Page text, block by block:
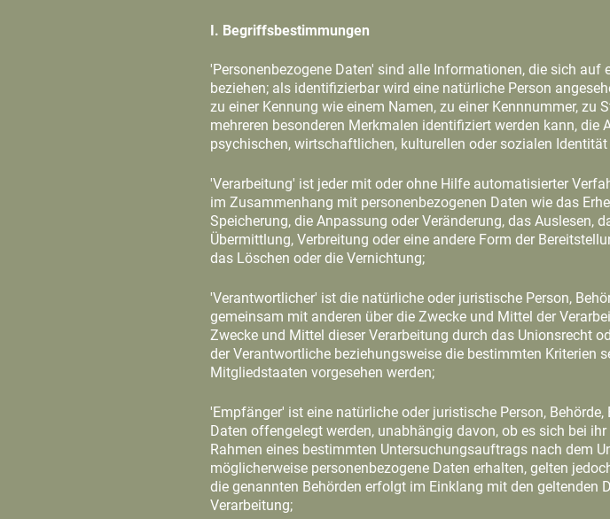
I. Begriffsbestimmungen
'Personenbezogene Daten' sind alle Informationen, die sich
beziehen; als identifizierbar wird eine natürliche Person
zu einer Kennung wie einem Namen, zu einer Kennnummer, zu
mehreren besonderen Merkmalen identifiziert werden kann,
psychischen, wirtschaftlichen, kulturellen oder sozialen
'Verarbeitung' ist jeder mit oder ohne Hilfe automatisierter
im Zusammenhang mit personenbezogenen Daten wie das
Speicherung, die Anpassung oder Veränderung, das Auslesen,
Übermittlung, Verbreitung oder eine andere Form der
das Löschen oder die Vernichtung;
'Verantwortlicher' ist die natürliche oder juristische Person,
gemeinsam mit anderen über die Zwecke und Mittel der
Zwecke und Mittel dieser Verarbeitung durch das Unionsrecht
der Verantwortliche beziehungsweise die bestimmten Kriterien
Mitgliedstaaten vorgesehen werden;
'Empfänger' ist eine natürliche oder juristische Person,
Daten offengelegt werden, unabhängig davon, ob es sich bei
Rahmen eines bestimmten Untersuchungsauftrags nach dem
möglicherweise personenbezogene Daten erhalten, gelten
die genannten Behörden erfolgt im Einklang mit den geltenden
Verarbeitung;